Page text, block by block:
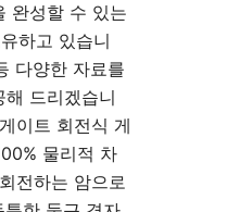
완성할 수 있는
하고 있습니
다양한 자료를
드리겠습니
이트 회전식 게
물리적 차
전하는 암으로